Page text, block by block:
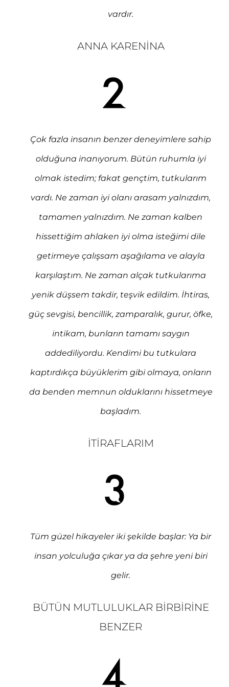
vardır.
ANNA KARENINA
Çok fazla insanın benzer deneyimlere sahip
olduğuna inanıyorum. Bütün ruhumla iyi
olmak istedim; fakat gençtim, tutkularım
vardı. Ne zaman iyi olanı arasam yalnızdım,
tamamen yalnızdım. Ne zaman kalben
hissettiğim ahlaken iyi olma isteğimi dile
getirmeye çalışsam aşağılama ve alayla
karşılaştım. Ne zaman alçak tutkularıma
yenik düşsem takdir, teşvik edildim. İhtiras,
güç sevgisi, bencillik, zamparalık, gurur, öfke,
intikam, bunların tamamı saygın
addediliyordu. Kendimi bu tutkulara
kaptırdıkça büyüklerim gibi olmaya, onların
da benden memnun olduklarını hissetmeye
başladım.
İTIRAFLARIM
Tüm güzel hikayeler iki şekilde başlar: Ya bir
insan yolculuğa çıkar ya da şehre yeni biri
gelir.
BÜTÜN MUTLULUKLAR BIRBIRINE
BENZER